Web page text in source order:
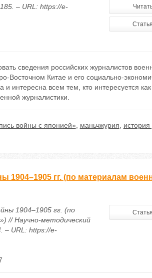
– URL: https://e-
сведения российских журналистов
Восточном Китае и его социально-
интересна всем тем, кто интересуется
журналистики.
войны с японией» маньчжурия
история
гг. (по материалам
1904–1905 гг. (по
// Научно-методический
– URL: https://e-